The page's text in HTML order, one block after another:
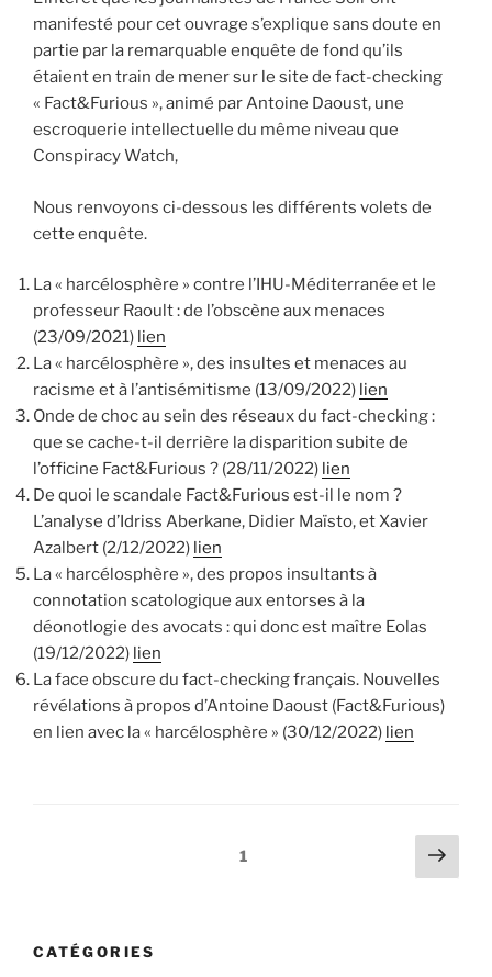
manifesté pour cet ouvrage s’explique sans doute en
partie par la remarquable enquête de fond qu’ils
étaient en train de mener sur le site de fact-checking
« Fact&Furious », animé par Antoine Daoust, une
escroquerie intellectuelle du même niveau que
Conspiracy Watch,
Nous renvoyons ci-dessous les différents volets de
cette enquête.
La « harcélosphère » contre l’IHU-Méditerranée et le
professeur Raoult : de l’obscène aux menaces
(23/09/2021) lien
La « harcélosphère », des insultes et menaces au
racisme et à l’antisémitisme (13/09/2022) lien
Onde de choc au sein des réseaux du fact-checking :
que se cache-t-il derrière la disparition subite de
l’officine Fact&Furious ? (28/11/2022) lien
De quoi le scandale Fact&Furious est-il le nom ?
L’analyse d’Idriss Aberkane, Didier Maïsto, et Xavier
Azalbert (2/12/2022) lien
La « harcélosphère », des propos insultants à
connotation scatologique aux entorses à la
déonotlogie des avocats : qui donc est maître Eolas
(19/12/2022) lien
La face obscure du fact-checking français. Nouvelles
révélations à propos d’Antoine Daoust (Fact&Furious)
en lien avec la « harcélosphère » (30/12/2022) lien
Page1
Page
CATÉGORIES